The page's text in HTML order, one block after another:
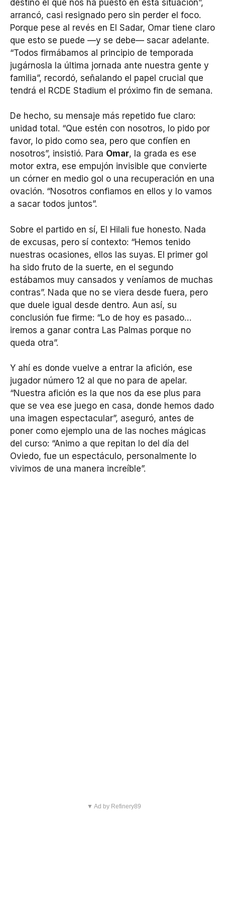
destino el que nos ha puesto en esta situación”,
arrancó, casi resignado pero sin perder el foco.
Porque pese al revés en El Sadar, Omar tiene claro
que esto se puede —y se debe— sacar adelante.
“Todos firmábamos al principio de temporada
jugárnosla la última jornada ante nuestra gente y
familia”, recordó, señalando el papel crucial que
tendrá el RCDE Stadium el próximo fin de semana.
De hecho, su mensaje más repetido fue claro:
unidad total. “Que estén con nosotros, lo pido por
favor, lo pido como sea, pero que confíen en
nosotros”, insistió. Para Omar, la grada es ese
motor extra, ese empujón invisible que convierte
un córner en medio gol o una recuperación en una
ovación. “Nosotros confiamos en ellos y lo vamos
a sacar todos juntos”.
Sobre el partido en sí, El Hilali fue honesto. Nada
de excusas, pero sí contexto: “Hemos tenido
nuestras ocasiones, ellos las suyas. El primer gol
ha sido fruto de la suerte, en el segundo
estábamos muy cansados y veníamos de muchas
contras”. Nada que no se viera desde fuera, pero
que duele igual desde dentro. Aun así, su
conclusión fue firme: “Lo de hoy es pasado…
iremos a ganar contra Las Palmas porque no
queda otra”.
Y ahí es donde vuelve a entrar la afición, ese
jugador número 12 al que no para de apelar.
“Nuestra afición es la que nos da ese plus para
que se vea ese juego en casa, donde hemos dado
una imagen espectacular”, aseguró, antes de
poner como ejemplo una de las noches mágicas
del curso: “Animo a que repitan lo del día del
Oviedo, fue un espectáculo, personalmente lo
vivimos de una manera increíble”.
▼ Ad by Refinery89